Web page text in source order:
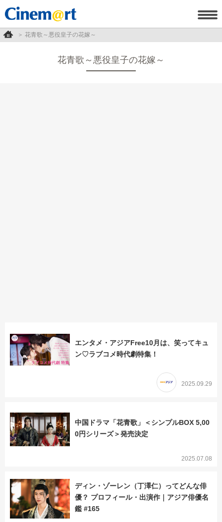
花青歌～悪役皇子の花嫁～
花青歌～悪役皇子の花嫁～
エンタメ・アジアFree10月は、笑ってキュ
ン♡ラブコメ時代劇特集！
2025.09.29
中国ドラマ「花青歌」＜シンプルBOX 5,00
0円シリーズ＞発売決定
2025.07.08
ディン・ゾーレン（丁澤仁）ってどんな俳
優？ プロフィール・出演作｜アジア俳優名
鑑 #165